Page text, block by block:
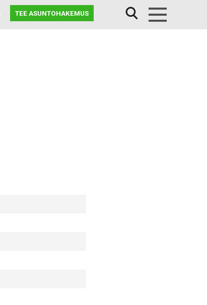
TEE ASUNTOHAKEMUS